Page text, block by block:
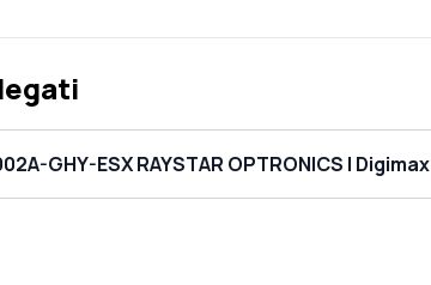
GHY-ESX RAYSTAR OPTRONICS | Digimax